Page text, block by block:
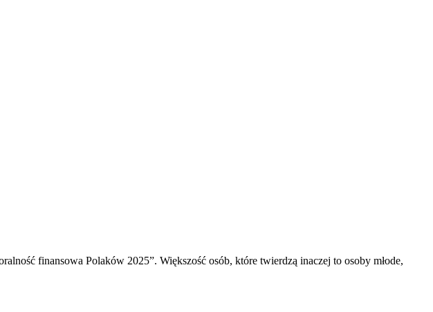
finansowa Polaków 2025”. Większość osób, które twierdzą inaczej to osoby młode,